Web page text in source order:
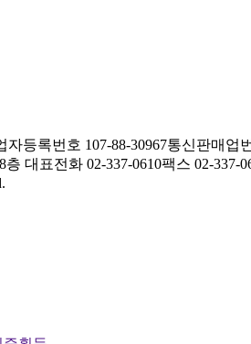
자등록번호 107-88-30967통신판매업
층 대표전화 02-337-0610팩스 02-337-